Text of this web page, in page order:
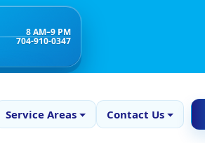
8 AM–9 PM
704-910-0347
Service Areas Contact Us